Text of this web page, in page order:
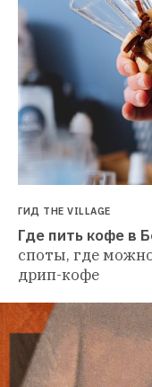
ГИД THE VILLAGE
Где пить кофе в
споты, где
дрип-кофе